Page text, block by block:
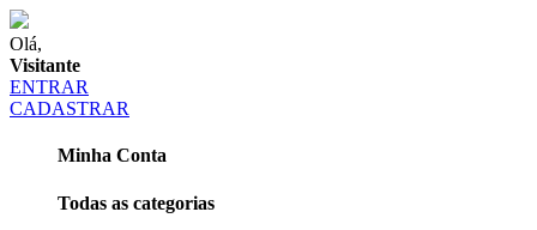
Olá,
Visitante
ENTRAR
CADASTRAR
Minha Conta
Todas as categorias